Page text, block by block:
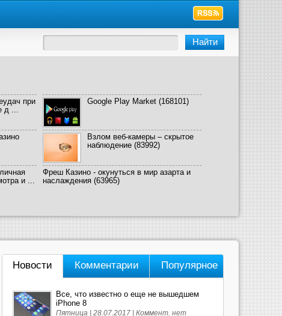
при
д ...
Google Play Market (168101)
Взлом веб-камеры – скрытое
наблюдение (83992)
и ...
Фреш Казино - окунуться в мир азарта и
наслаждения (63965)
Новости Комментарии Популярное
Все, что известно о еще не вышедшем
iPhone 8
Пятница | 28.07.2017 | Коммент. нет